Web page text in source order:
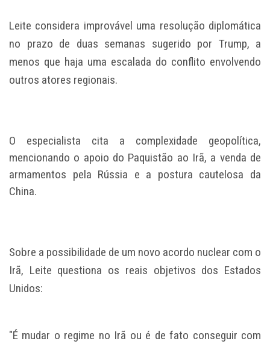
Leite considera improvável uma resolução diplomática
no prazo de duas semanas sugerido por Trump, a
menos que haja uma escalada do conflito envolvendo
outros atores regionais.
O especialista cita a complexidade geopolítica,
mencionando o apoio do Paquistão ao Irã, a venda de
armamentos pela Rússia e a postura cautelosa da
China.
Sobre a possibilidade de um novo acordo nuclear com o
Irã, Leite questiona os reais objetivos dos Estados
Unidos:
"É mudar o regime no Irã ou é de fato conseguir com